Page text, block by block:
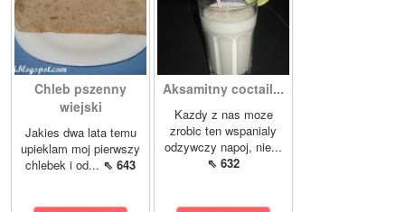
Chleb pszenny
wiejski
Jakies dwa lata temu
upieklam moj pierwszy
chlebek i od... ⇖ 643
Aksamitny coctail...
Kazdy z nas moze
zrobic ten wspanialy
odzywczy napoj, nie...
⇖ 632